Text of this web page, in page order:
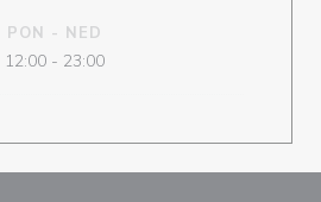
PON - NED
12:00 - 23:00